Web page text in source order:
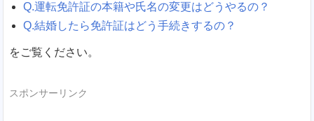
Q.運転免許証の本籍や氏名の変更はどうやるの？
Q.結婚したら免許証はどう手続きするの？
をご覧ください。
スポンサーリンク